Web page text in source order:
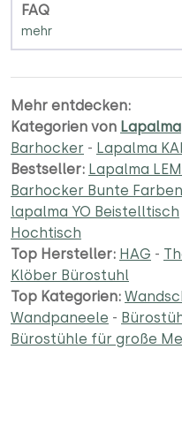
FAQ
Mehr entdecken:
Kategorien von Lapalma
Barhocker - Lapalma KAI
Bestseller: Lapalma
Barhocker Bunte Farben
lapalma YO Beistelltisch
Hochtisch
Top Hersteller: HAG -
Klöber Bürostuhl
Top Kategorien:
Wandpaneele -
Bürostühle für große